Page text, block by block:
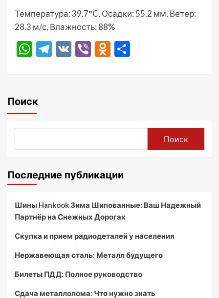
Температура: 39.7°C, Осадки: 55.2 мм, Ветер:
28.3 м/с, Влажность: 88%
WhatsApp
Telegram
VK ViberOdnoklassniki
Поиск
Поиск
Последние публикации
Шины Hankook Зима Шипованные: Ваш Надежный
Партнёр на Снежных Дорогах
Скупка и прием радиодеталей у населения
Нержавеющая сталь: Металл будущего
Билеты ПДД: Полное руководство
Сдача металлолома: Что нужно знать